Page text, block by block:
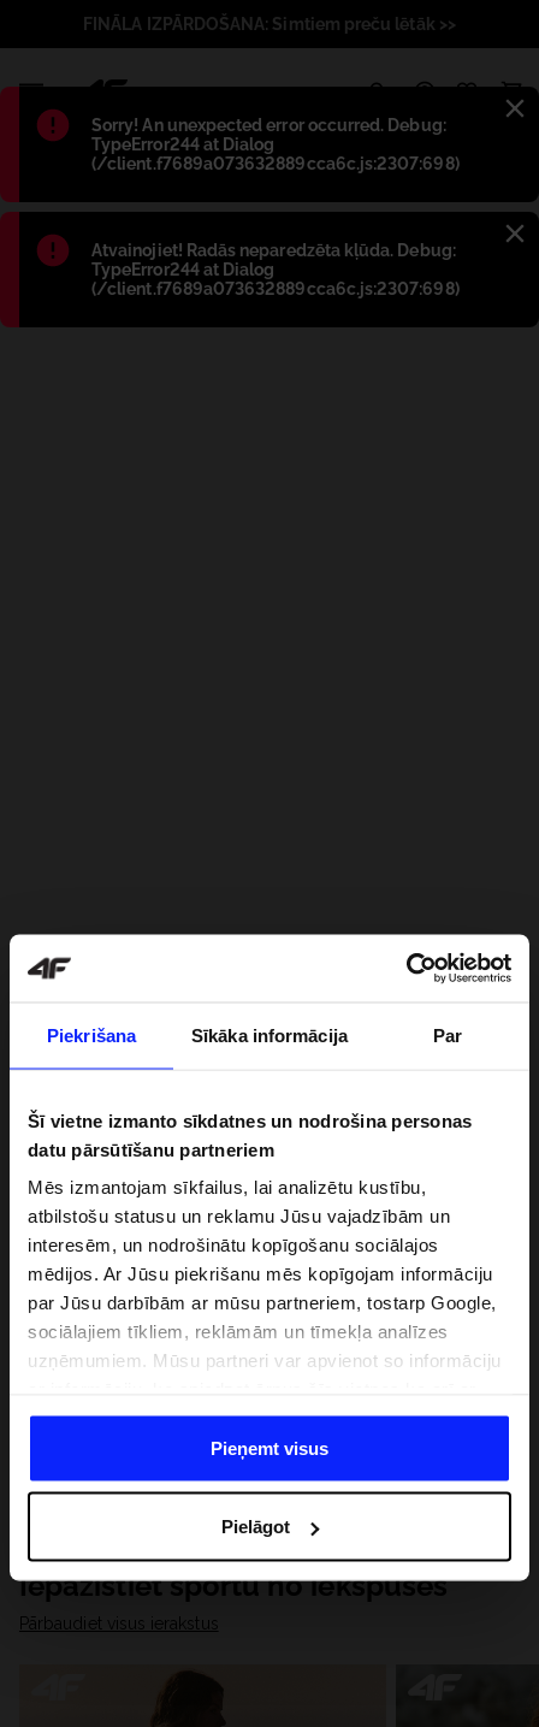
Piekrišana Sīkāka informācija Par
Šī vietne izmanto sīkdatnes un nodrošina personas
datu pārsūtīšanu partneriem
Mēs izmantojam sīkfailus, lai analizētu kustību,
atbilstošu statusu un reklamu Jūsu vajadzībām un
interesēm, un nodrošinātu kopīgošanu sociālajos
mēdijos. Ar Jūsu piekrišanu mēs kopīgojam informāciju
par Jūsu darbībām ar mūsu partneriem, tostarp Google,
sociālajiem tīkliem, reklāmām un tīmekļa analīzes
uzņēmumiem. Mūsu partneri var apvienot so informāciju
datiem, ko viņi iegūst, izmantojot viņu pakalpojumus. Ar
Jūsu atļauju, mēs varam pārsūtīt Jūsu personas datus
saviem partneriem, lai uzlabotu veidu, kadā tiek rādīta
saturu un uzlabotu mūsu partneru piedāvātos risinajumus
( piem. socialos tīklus). Detalizētu informāciju var atrast
mūsu Privātuma politikā un sadaļā "Detaļas".
Pieņemt visus
Pielāgot
Błąd:
Sorry! An unexpected error occurred. Debug:
TypeError244 at Dialog
(/client.f7689a073632889cca6c.js:2307:698)
Błąd:
Atvainojiet! Radās neparedzēta kļūda. Debug:
TypeError244 at Dialog
(/client.f7689a073632889cca6c.js:2307:698)
FINĀLA IZPĀRDOŠANA: Simtiem preču lētāk >>
Iepazīstiet sportu no iekšpuses
Pārbaudiet visus ierakstus